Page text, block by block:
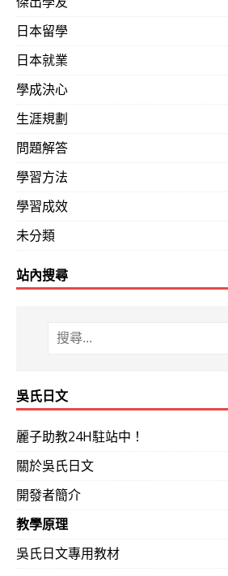
日本留學
日本就業
學成決心
生涯規劃
問題解答
學習方法
學習成效
未分類
站內搜尋
吳氏日文
麗子助教24H駐站中！
關於吳氏日文
開發者簡介
教學原理
吳氏日文專用教材